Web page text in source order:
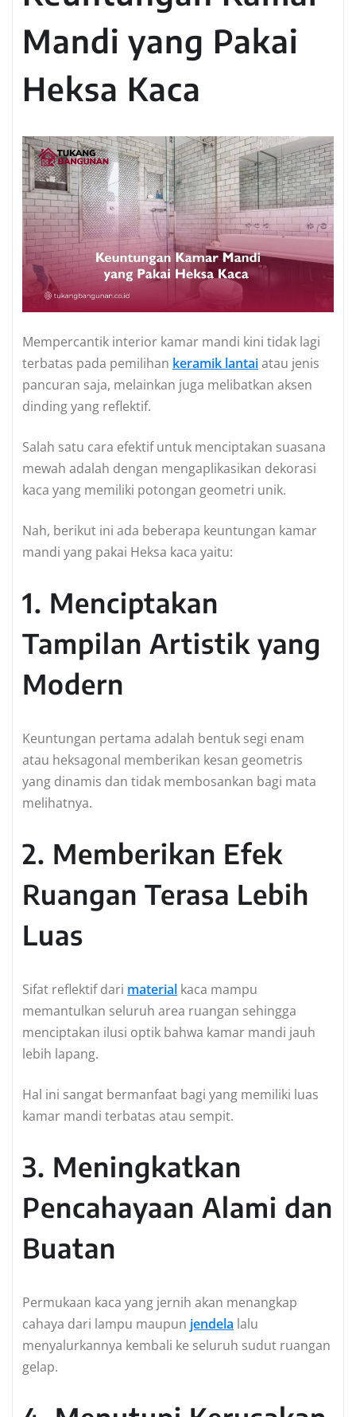
Mandi yang Pakai
Heksa Kaca
Mempercantik interior kamar mandi kini tidak lagi
terbatas pada pemilihan keramik lantaiatau jenis
pancuran saja, melainkan juga melibatkan aksen
dinding yang reflektif.
Salah satu cara efektif untuk menciptakan suasana
mewah adalah dengan mengaplikasikan dekorasi
kaca yang memiliki potongan geometri unik.
Nah, berikut ini ada beberapa keuntungan kamar
mandi yang pakai Heksa kaca yaitu:
1. Menciptakan
Tampilan Artistik yang
Modern
Keuntungan pertama adalah bentuk segi enam
atau heksagonal memberikan kesan geometris
yang dinamis dan tidak membosankan bagi mata
melihatnya.
2. Memberikan Efek
Ruangan Terasa Lebih
Luas
Sifat reflektif dari material kaca mampu
memantulkan seluruh area ruangan sehingga
menciptakan ilusi optik bahwa kamar mandi jauh
lebih lapang.
Hal ini sangat bermanfaat bagi yang memiliki luas
kamar mandi terbatas atau sempit.
3. Meningkatkan
Pencahayaan Alami dan
Buatan
Permukaan kaca yang jernih akan menangkap
cahaya dari lampu maupun jendela lalu
menyalurkannya kembali ke seluruh sudut ruangan
gelap.